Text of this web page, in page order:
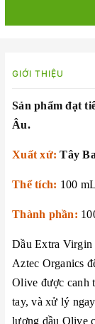
GIỚI THIỆU
Sản phẩm đạt
Âu.
Xuất xứ:Tây
Thể tích: 100 mL
Thành phần:
Dầu Extra
Aztec Organics
Olive được canh
tay, và xử lý
lượng dầu Olive